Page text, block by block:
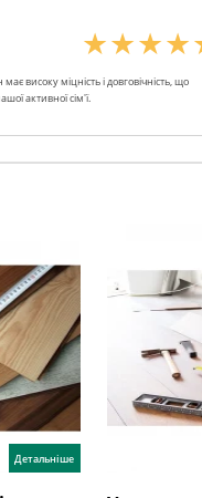
високу міцність і довговічність, що
активної сім'ї.
Детальніше